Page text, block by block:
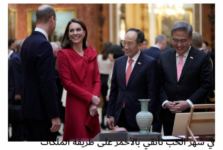
في شهر الحب تأنقي بالأحمر على طريقة الملكات